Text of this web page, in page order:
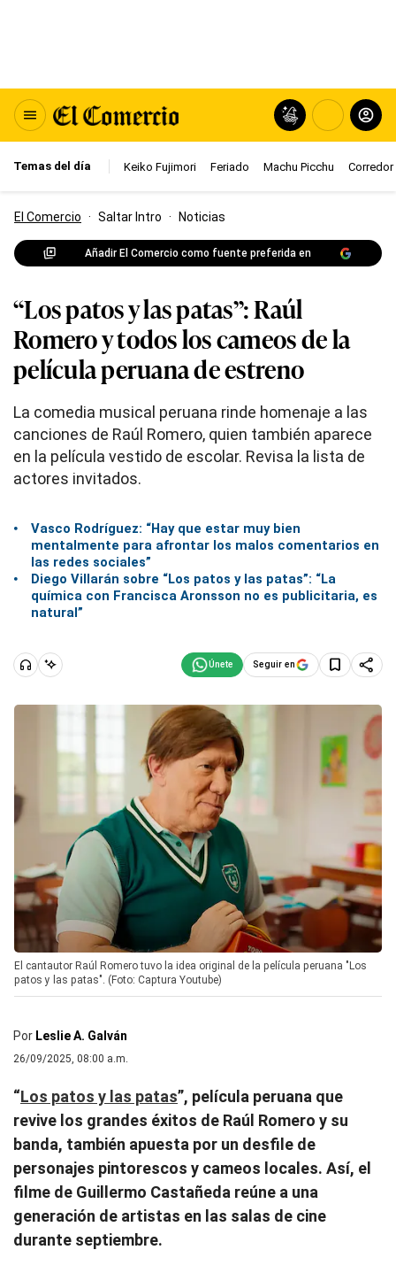
Temas del día Keiko Fujimori Feriado Machu Picchu Corredor
El Comercio · Saltar Intro · Noticias
Añadir El Comercio como fuente preferida en
“Los patos y las patas”: Raúl
Romero y todos los cameos de la
película peruana de estreno
La comedia musical peruana rinde homenaje a las
canciones de Raúl Romero, quien también aparece
en la película vestido de escolar. Revisa la lista de
actores invitados.
Vasco Rodríguez: “Hay que estar muy bien
mentalmente para afrontar los malos comentarios en
las redes sociales”
Diego Villarán sobre “Los patos y las patas”: “La
química con Francisca Aronsson no es publicitaria, es
natural”
Seguir en
El cantautor Raúl Romero tuvo la idea original de la película peruana "Los
patos y las patas". (Foto: Captura Youtube)
Por Leslie A. Galván
26/09/2025, 08:00 a.m.
“Los patos y las patas”, película peruana que
revive los grandes éxitos de Raúl Romero y su
banda, también apuesta por un desfile de
personajes pintorescos y cameos locales. Así, el
filme de Guillermo Castañeda reúne a una
generación de artistas en las salas de cine
durante septiembre.